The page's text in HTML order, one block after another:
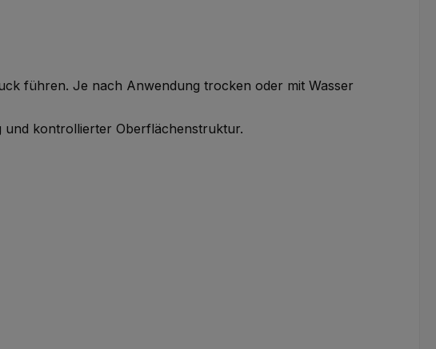
führen. Je nach Anwendung trocken oder mit Wasser
und kontrollierter Oberflächenstruktur.